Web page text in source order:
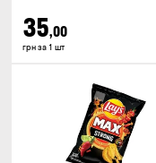
35,00
грн за 1 шт